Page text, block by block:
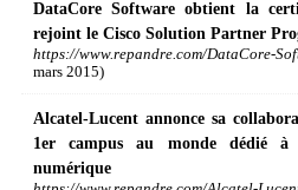
DataCore Software obtient la
rejoint le Cisco Solution Partner
https://www.repandre.com/DataCore-
mars 2015)
Alcatel-Lucent annonce sa
1er campus au monde dédié à
numérique